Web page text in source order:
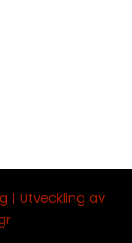
| Utveckling av